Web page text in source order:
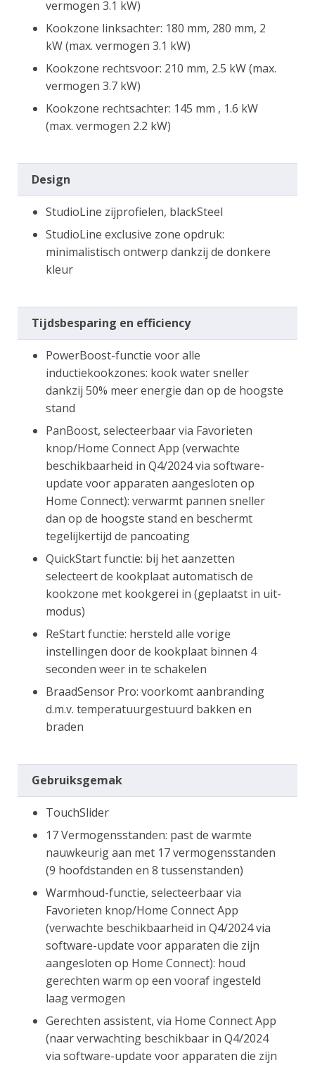
vermogen 3.1 kW)
Kookzone linksachter: 180 mm, 280 mm, 2
kW (max. vermogen 3.1 kW)
Kookzone rechtsvoor: 210 mm, 2.5 kW (max.
vermogen 3.7 kW)
Kookzone rechtsachter: 145 mm , 1.6 kW
(max. vermogen 2.2 kW)
Design
StudioLine zijprofielen, blackSteel
StudioLine exclusive zone opdruk:
minimalistisch ontwerp dankzij de donkere
kleur
Tijdsbesparing en efficiency
PowerBoost-functie voor alle
inductiekookzones: kook water sneller
dankzij 50% meer energie dan op de hoogste
stand
PanBoost, selecteerbaar via Favorieten
knop/Home Connect App (verwachte
beschikbaarheid in Q4/2024 via software-
update voor apparaten aangesloten op
Home Connect): verwarmt pannen sneller
dan op de hoogste stand en beschermt
tegelijkertijd de pancoating
QuickStart functie: bij het aanzetten
selecteert de kookplaat automatisch de
kookzone met kookgerei in (geplaatst in uit-
modus)
ReStart functie: hersteld alle vorige
instellingen door de kookplaat binnen 4
seconden weer in te schakelen
BraadSensor Pro: voorkomt aanbranding
d.m.v. temperatuurgestuurd bakken en
braden
Gebruiksgemak
TouchSlider
17 Vermogensstanden: past de warmte
nauwkeurig aan met 17 vermogensstanden
(9 hoofdstanden en 8 tussenstanden)
Warmhoud-functie, selecteerbaar via
Favorieten knop/Home Connect App
(verwachte beschikbaarheid in Q4/2024 via
software-update voor apparaten die zijn
aangesloten op Home Connect): houd
gerechten warm op een vooraf ingesteld
laag vermogen
Gerechten assistent, via Home Connect App
(naar verwachting beschikbaar in Q4/2024
via software-update voor apparaten die zijn